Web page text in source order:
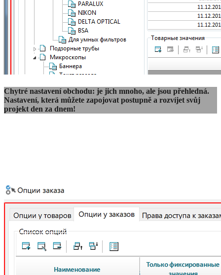
Chytré nastavení obchodu: je jich mnoho, ale jsou přehledná.
Nastavení, která můžete zapojovat postupně a rozvíjet svůj
projekt den za dnem!